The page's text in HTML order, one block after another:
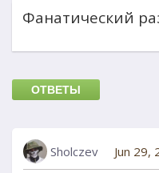
Фанатический
ОТВЕТЫ
Sholczev Jun 29,